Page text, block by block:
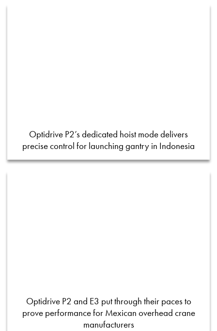
Optidrive P2’s dedicated hoist mode delivers
precise control for launching gantry in Indonesia
Optidrive P2 and E3 put through their paces to
prove performance for Mexican overhead crane
manufacturers